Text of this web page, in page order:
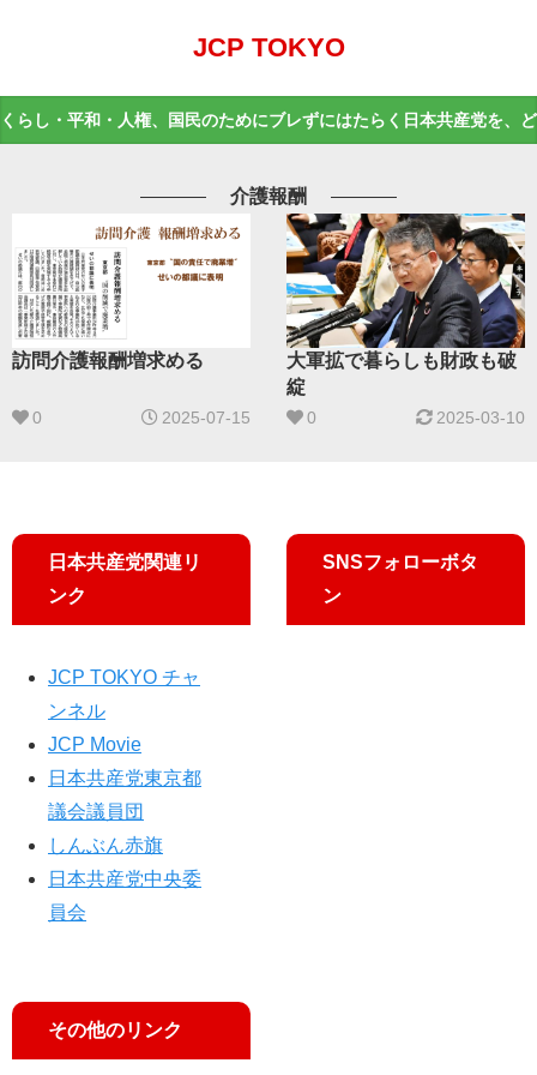
JCP TOKYO
くらし・平和・人権、国民のためにブレずにはたらく日本共産党を、
介護報酬
訪問介護報酬増求める
0 2025-07-15
大軍拡で暮らしも財政も破
綻
0 2025-03-10
日本共産党関連リ
ンク
JCP TOKYO チャ
ンネル
JCP Movie
日本共産党東京都
議会議員団
しんぶん赤旗
日本共産党中央委
員会
その他のリンク
SNSフォローボタ
ン